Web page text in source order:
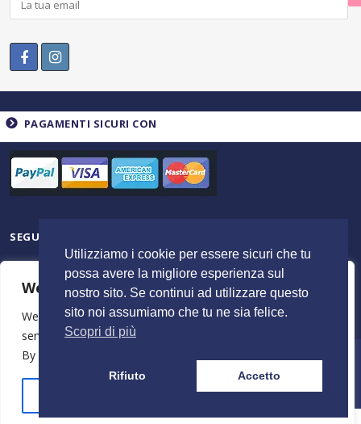
We value your privacy
We use cookies to enhance your browsing experience,
serve personalised ads or content, and analyse our traffic.
By clicking "Accept All", you consent to our use of cookies.
Reject All Accept All
PAGAMENTI SICURI CON
SEGUICI SU
© 2023 ItalyShoppers - P.I 02720720602 | Credit byMimosaBlu
Need help? Our team is just a message away
Utilizziamo i cookie per essere sicuri che tu
possa avere la migliore esperienza sul
nostro sito. Se continui ad utilizzare questo
sito noi assumiamo che tu ne sia felice.
Scopri di più
Rifiuto Accetto